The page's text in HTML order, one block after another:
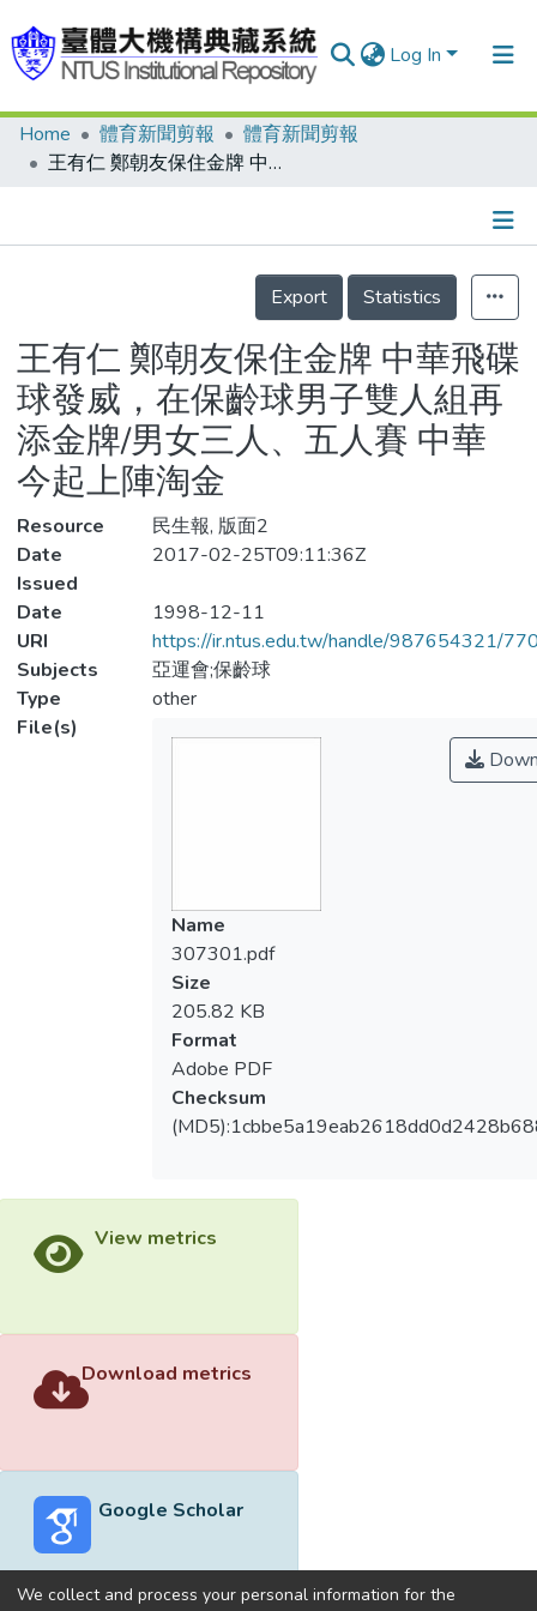
Log In
Communities & Collections
Statistics
Home 體育新聞剪報
體育新聞剪報
王有仁 鄭朝友保住金牌 中華飛碟球發威，在保齡球男子雙人組再添金牌/男女三人、五人賽 中華今起上陣淘金
Details
Export
Statistics
王有仁 鄭朝友保住金牌 中華飛碟
球發威，在保齡球男子雙人組再
添金牌/男女三人、五人賽 中華
今起上陣淘金
Resource
民生報, 版面2
Date
Issued
2017-02-25T09:11:36Z
Date
1998-12-11
URI
https://ir.ntus.edu.tw/handle/987654321/
Subjects
亞運會;保齡球
Type
other
File(s)
Name
307301.pdf
Size
205.82 KB
Format
Adobe PDF
Checksum
View metrics
Download metrics
Google Scholar
We collect and process your personal information for the